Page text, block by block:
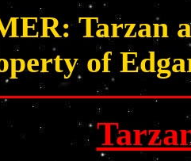
Tarzan
of